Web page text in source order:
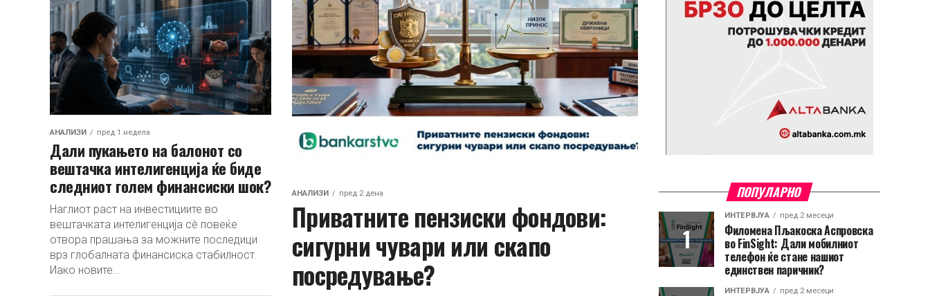
АНАЛИЗИ пред 2 дена
Приватните пензиски фондови:
сигурни чувари или скапо
посредување?
АНАЛИЗИ пред 1 недела
Дали пукањето на балонот со
вештачка интелигенција ќе биде
следниот голем финансиски шок?
Наглиот раст на инвестициите во
вештачката интелигенција сè повеќе
отвора прашања за можните последици
врз глобалната финансиска стабилност.
Иако новите...
ПОПУЛАРНО
ИНТЕРВЈУА пред 2 месеци
Филомена Пљакоска Аспровска
во FinSight: Дали мобилниот
телефон ќе стане нашиот
единствен паричник?
ИНТЕРВЈУА пред 2 месеци